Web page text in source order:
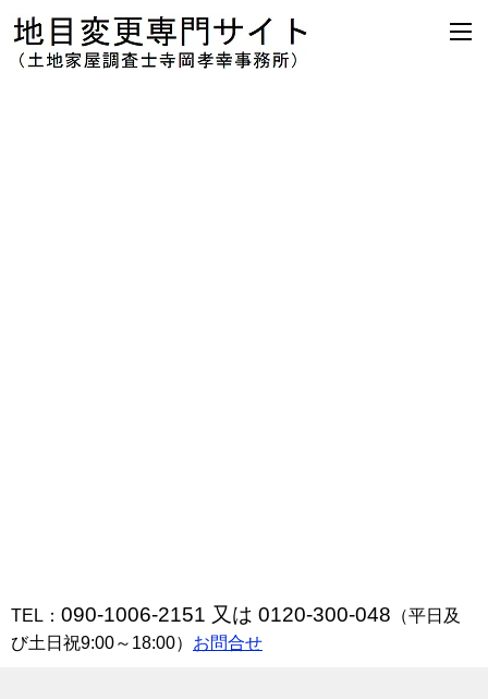
TEL： 090-1006-2151 又は 0120-300-048 （平日及
び土日祝9:00～18:00） お問合せ